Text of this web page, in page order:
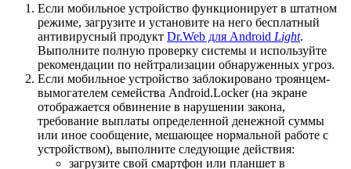
Если мобильное устройство функционирует в штатном
режиме, загрузите и установите на него бесплатный
антивирусный продукт Dr.Web для Android Light.
Выполните полную проверку системы и используйте
рекомендации по нейтрализации обнаруженных угроз.
Если мобильное устройство заблокировано троянцем-
вымогателем семейства Android.Locker (на экране
отображается обвинение в нарушении закона,
требование выплаты определенной денежной суммы
или иное сообщение, мешающее нормальной работе с
устройством), выполните следующие действия:
загрузите свой смартфон или планшет в